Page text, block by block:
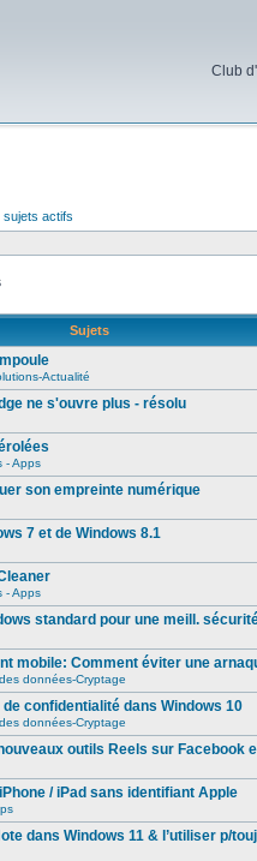
Club
sujets actifs
Sujets
Actualité
ne s'ouvre plus - résolu
- Apps
son empreinte numérique
7 et de Windows 8.1
- Apps
standard pour une meill.
mobile: Comment éviter une
données-Cryptage
confidentialité dans Windows 10
données-Cryptage
outils Reels sur Facebook
/ iPad sans identifiant Apple
dans Windows 11 & l’utiliser p/touj